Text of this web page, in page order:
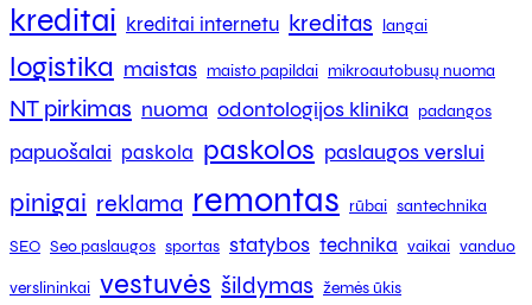
kreditai kreditai internetu kreditas langai
logistika maistas maisto papildai mikroautobusų nuoma
NT pirkimas nuoma odontologijos klinika padangos
papuošalai paskola paskolos paslaugos verslui
pinigai reklama remontas rūbai santechnika
SEO Seo paslaugos sportas statybos technika vaikai vanduo
verslininkai vestuvės šildymas žemės ūkis